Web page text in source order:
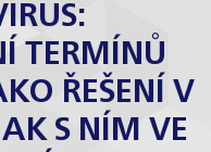
TERMÍNŮ
ŘEŠENÍ V
S NÍM VE